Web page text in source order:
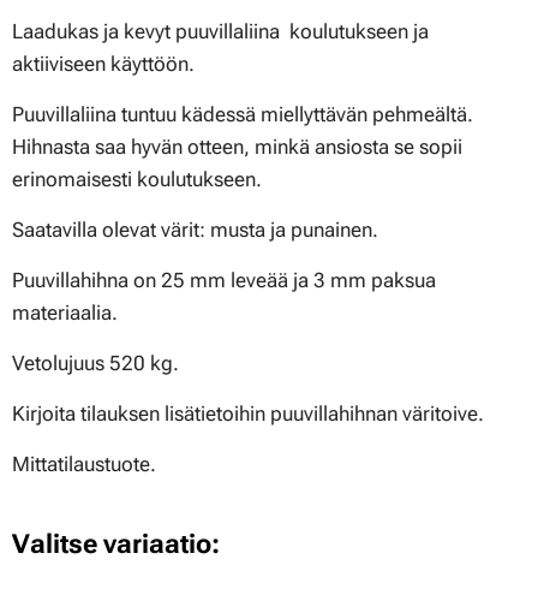
Laadukas ja kevyt puuvillaliina koulutukseen ja
aktiiviseen käyttöön.
Puuvillaliina tuntuu kädessä miellyttävän pehmeältä.
Hihnasta saa hyvän otteen, minkä ansiosta se sopii
erinomaisesti koulutukseen.
Saatavilla olevat värit: musta ja punainen.
Puuvillahihna on 25 mm leveää ja 3 mm paksua
materiaalia.
Vetolujuus 520 kg.
Kirjoita tilauksen lisätietoihin puuvillahihnan väritoive.
Mittatilaustuote.
Valitse variaatio: